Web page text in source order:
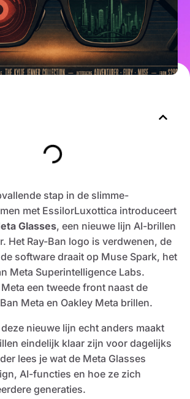
stap in de slimme-
met EssilorLuxottica introduceert
Glasses, een nieuwe lijn AI-brillen
Het Ray-Ban logo is verdwenen, de
software draait op Muse Spark, het
Meta Superintelligence Labs.
een tweede front naast de
Meta en Oakley Meta brillen.
nieuwe lijn echt anders maakt
eindelijk klaar zijn voor dagelijks
lees je wat de Meta Glasses
AI-functies en hoe ze zich
generaties.